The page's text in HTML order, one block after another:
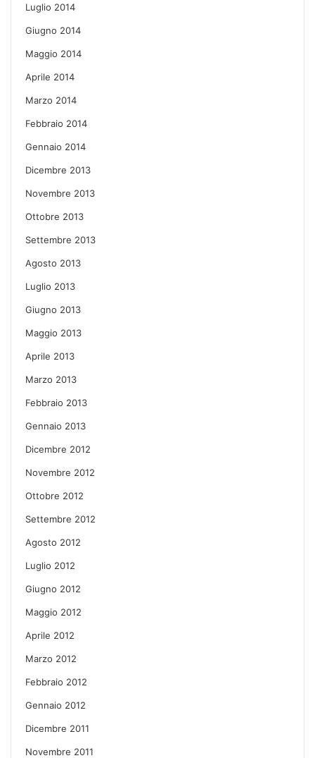
Luglio 2014
Giugno 2014
Maggio 2014
Aprile 2014
Marzo 2014
Febbraio 2014
Gennaio 2014
Dicembre 2013
Novembre 2013
Ottobre 2013
Settembre 2013
Agosto 2013
Luglio 2013
Giugno 2013
Maggio 2013
Aprile 2013
Marzo 2013
Febbraio 2013
Gennaio 2013
Dicembre 2012
Novembre 2012
Ottobre 2012
Settembre 2012
Agosto 2012
Luglio 2012
Giugno 2012
Maggio 2012
Aprile 2012
Marzo 2012
Febbraio 2012
Gennaio 2012
Dicembre 2011
Novembre 2011